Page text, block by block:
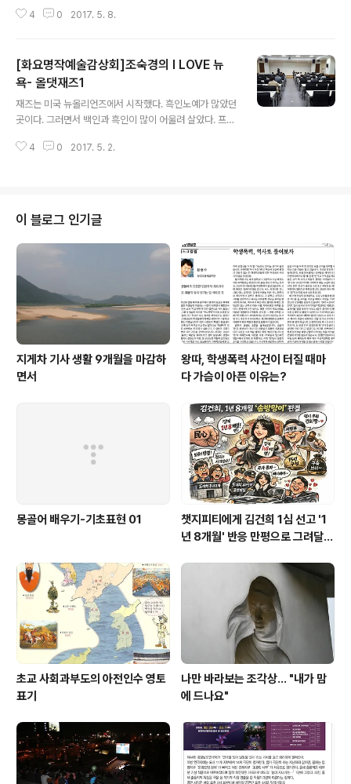
춰 연주한 공연으로 드뷔시의 '베르가마스크 모음곡'과 '어
가자가 스케치했다. 워낙 유명한 연주자이다 보니 경남신
문도 공연리뷰를 보도했다. 온라인 티켓 예매 79초 만에
매진, 1200석 관객의 환호를 스케치했고 이준희 기자는
첫 연주곡에 대해 "리드미컬하면서도 유려했다. 풍부한 장
빠른 음형에 관객들은 숨소리까지 죽였다." ○…오는 11일
4 0 2017. 5. 8.
[화요명작예술감상회]조숙경의 I LOVE 뉴
욕- 올댓재즈1
재즈는 미국 뉴올리언즈에서 시작했다. 흑인노예가 많았던
곳이다. 그러면서 백인과 흑인이 많이 어울려 살았다. 프랑
이라고 한다. 몸 속에 음악적 DNA가 잠재됐다. 그게 블루
즈, 대중음악은 레게, 박자에 의한 음악이다. 서양이라 함
은? 유럽이다. 유럽적 요소는 재즈에서 찾아볼 수 없다. 화
성은 서양음악에서 온 것이다. 재즈의 구성요소 즉흥연주,
아메리칸 아프리칸 피처, 재즈이지엄, 화성. 즉흥연주 파트
를 솔로라고 한다. 색소폰, 트럼펫, 기타, 클라리넷 등도 솔
로를 한다...
4 0 2017. 5. 2.
이 블로그 인기글
지게차 기사 생활 9개월을 마감하
면서
왕따, 학생폭력 사건이 터질 때마
다 가슴이 아픈 이유는?
몽골어 배우기-기초표현 01
챗지피티에게 김건희 1심 선고 '1
년 8개월' 반응 만평으로 그려달랬
초교 사회과부도의 아전인수 영토
표기
나만 바라보는 조각상... "내가 맘
에 드나요"